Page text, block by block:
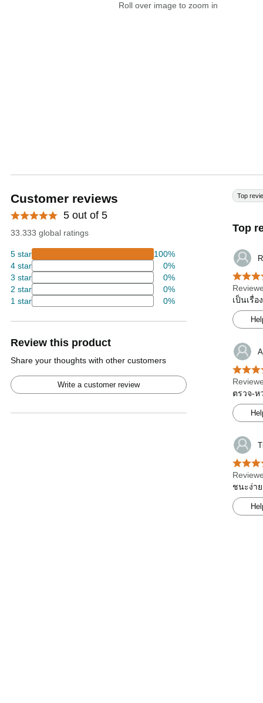
Roll over image to zoom in
Customer reviews
5 out of 5
33.333 global ratings
5 star
100%
4 star
0%
3 star
0%
2 star
0%
1 star
0%
Review this product
Share your thoughts with other customers
Write a customer review
Top
Top
เป็นเรื่
ตรวจ-ห
ชนะง่า